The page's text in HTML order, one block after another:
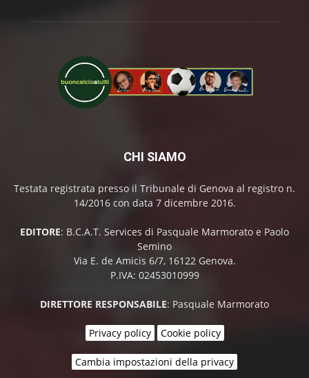
CHI SIAMO
Testata registrata presso il Tribunale di Genova al registro n.
14/2016 con data 7 dicembre 2016.
EDITORE: B.C.A.T. Services di Pasquale Marmorato e Paolo
Semino
Via E. de Amicis 6/7, 16122 Genova.
P.IVA: 02453010999
DIRETTORE RESPONSABILE: Pasquale Marmorato
Privacy policy Cookie policy
Cambia impostazioni della privacy